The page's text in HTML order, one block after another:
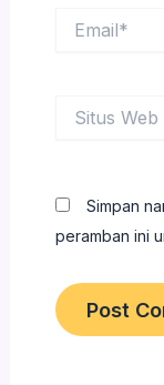
Web
Simpan
peramban ini